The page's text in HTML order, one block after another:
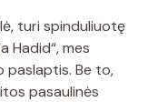
turi spinduliuotę
Hadid“, mes
paslaptis. Be to,
pasaulinės